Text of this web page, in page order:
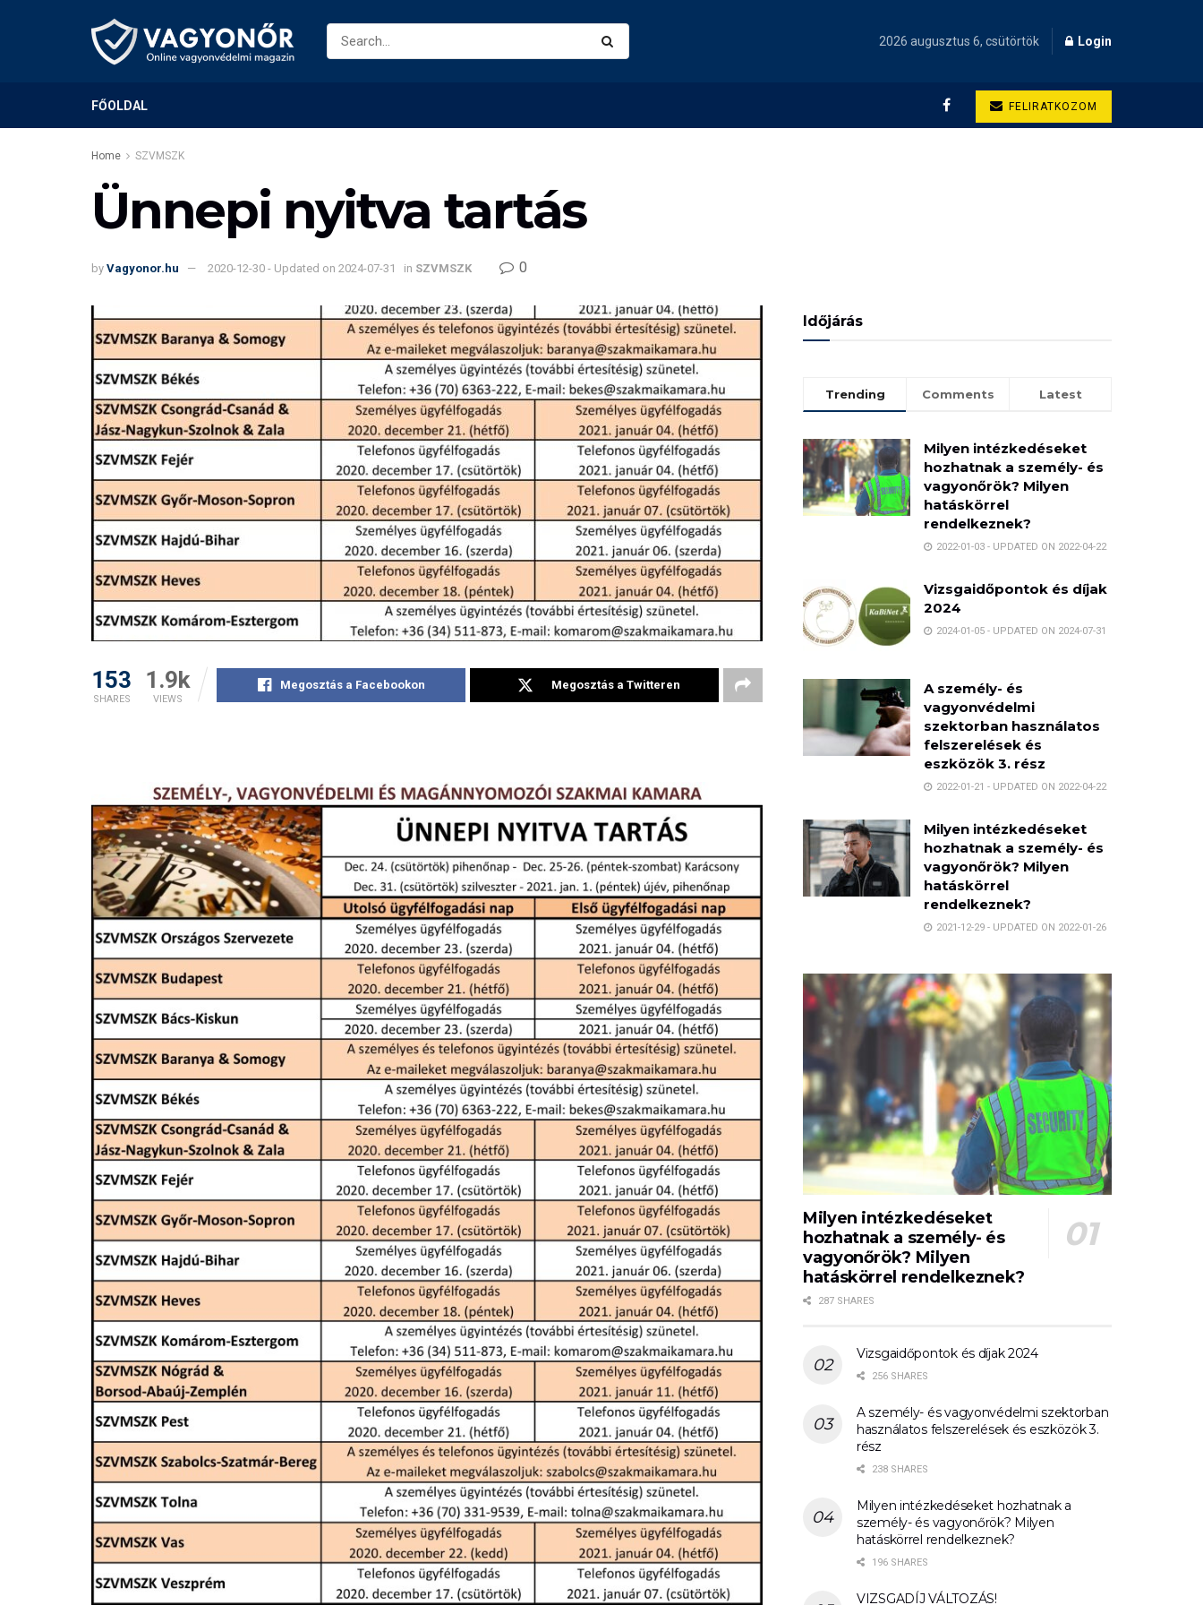
2026 augusztus 6, csütörtök Login
FŐOLDAL FELIRATKOZOM
Home SZVMSZK
Ünnepi nyitva tartás
by Vagyonor.hu 2020-12-30 - Updated on 2024-07-31 in SZVMSZK 0
153
SHARES
1.9k
VIEWS
Megosztás a Facebookon Megosztás a Twitteren
Időjárás
Trending Comments Latest
Milyen intézkedéseket
hozhatnak a személy- és
vagyonőrök? Milyen
hatáskörrel
rendelkeznek?
2022-01-03 - UPDATED ON 2022-04-22
Vizsgaidőpontok és díjak
2024
2024-01-05 - UPDATED ON 2024-07-31
A személy- és
vagyonvédelmi
szektorban használatos
felszerelések és
eszközök 3. rész
2022-01-21 - UPDATED ON 2022-04-22
Milyen intézkedéseket
hozhatnak a személy- és
vagyonőrök? Milyen
hatáskörrel
rendelkeznek?
2021-12-29 - UPDATED ON 2022-01-26
Milyen intézkedéseket
hozhatnak a személy- és
vagyonőrök? Milyen
hatáskörrel rendelkeznek?
287 SHARES
Vizsgaidőpontok és díjak 2024
256 SHARES
A személy- és vagyonvédelmi szektorban
használatos felszerelések és eszközök 3.
rész
238 SHARES
Milyen intézkedéseket hozhatnak a
személy- és vagyonőrök? Milyen
hatáskörrel rendelkeznek?
196 SHARES
VIZSGADÍJ VÁLTOZÁS!